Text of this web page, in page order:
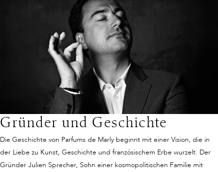
Gründer und Geschichte
Die Geschichte von Parfums de Marly beginnt mit einer Vision, die in
der Liebe zu Kunst, Geschichte und französischem Erbe wurzelt. Der
Gründer Julien Sprecher, Sohn einer kosmopolitischen Familie mit